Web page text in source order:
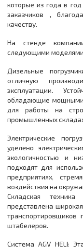
которые из года в
заказчиков ,
качеству.
На стенде
следующими моделями
Дизельные
отличную
эксплуатации.
обладающие мощными
для работы на
промышленных
Электрические
уделено
экологичностью и
подходят для
предприятиях,
воздействия на
Складская
представлена
транспортировщиков
штабелеров.
Система AGV HELI: